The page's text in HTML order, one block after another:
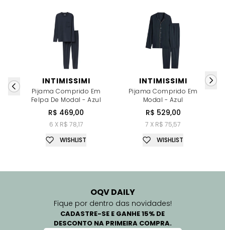
INTIMISSIMI
Pijama Comprido Em
Felpa De Modal - Azul
R$ 469,00
6 X R$ 78,17
WISHLIST
INTIMISSIMI
Pijama Comprido Em
Modal - Azul
R$ 529,00
7 X R$ 75,57
WISHLIST
OQV DAILY
Fique por dentro das novidades!
CADASTRE-SE E GANHE 15% DE
DESCONTO NA PRIMEIRA COMPRA.